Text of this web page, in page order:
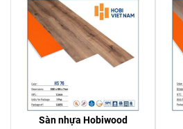
Sàn nhựa Hobiwood